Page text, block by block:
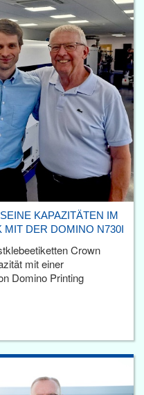
KAPAZITÄTEN IM
MIT DER DOMINO N730I
Crown
mit einer
Domino Printing